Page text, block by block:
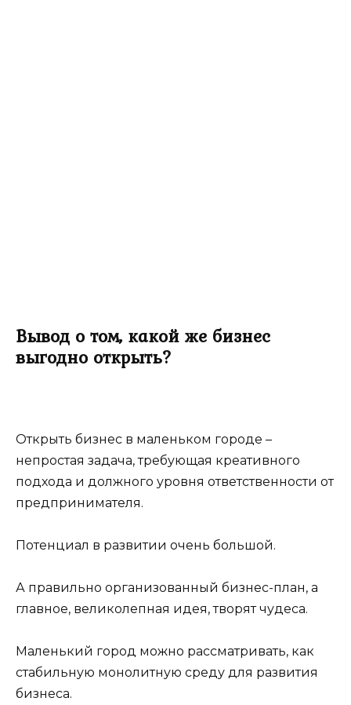
Вывод о том, какой же бизнес
выгодно открыть?
Открыть бизнес в маленьком городе –
непростая задача, требующая креативного
подхода и должного уровня ответственности от
предпринимателя.
Потенциал в развитии очень большой.
А правильно организованный бизнес-план, а
главное, великолепная идея, творят чудеса.
Маленький город можно рассматривать, как
стабильную монолитную среду для развития
бизнеса.